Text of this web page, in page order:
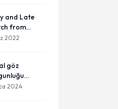
and Late
from
to
in
with
Macular
2022
göz
2024